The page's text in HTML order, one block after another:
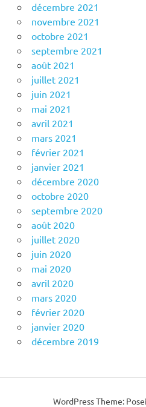
décembre 2021
novembre 2021
octobre 2021
septembre 2021
août 2021
juillet 2021
juin 2021
mai 2021
avril 2021
mars 2021
février 2021
janvier 2021
décembre 2020
octobre 2020
septembre 2020
août 2020
juillet 2020
juin 2020
mai 2020
avril 2020
mars 2020
février 2020
janvier 2020
décembre 2019
WordPress Theme: